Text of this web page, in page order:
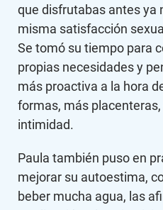
que disfrutabas antes ya
misma satisfacción
Se tomó su tiempo para
propias necesidades y
más proactiva a la hora
formas, más
intimidad.
Paula también puso en
mejorar su autoestima,
beber mucha agua, las